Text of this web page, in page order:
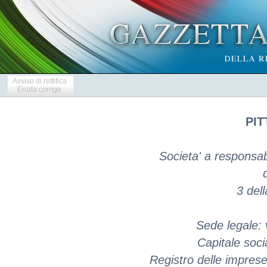
Avviso di rettifica
Errata corrige
Societa' a
3
Sede legale:
Capitale
Registro delle